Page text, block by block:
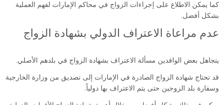
كما يمكن الاطلاع على إجراءات الزواج في محاكم الإمارات لفهم العملية
بشكل أفضل.
عدم مراعاة الاعتراف الدولي بشهادة الزواج
يتجاهل بعض الوافدين مسألة الاعتراف بشهادة الزواج في بلدهم الأصلي.
قد تحتاج شهادة الزواج الصادرة في الإمارات إلى تصديق من وزارة الخارجية
وسفارة بلد الزوجين حتى يتم الاعتراف بها دولياً.